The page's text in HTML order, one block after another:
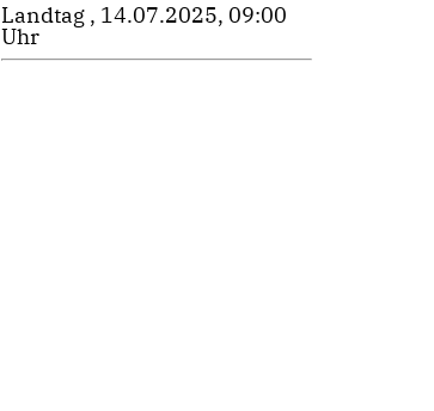
Landtag , 14.07.2025, 09:00
Uhr